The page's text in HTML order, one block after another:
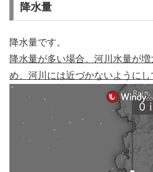
降水量
降水量です。
降水量が多い場合、河川水量が
め、河川には近づかないようにし